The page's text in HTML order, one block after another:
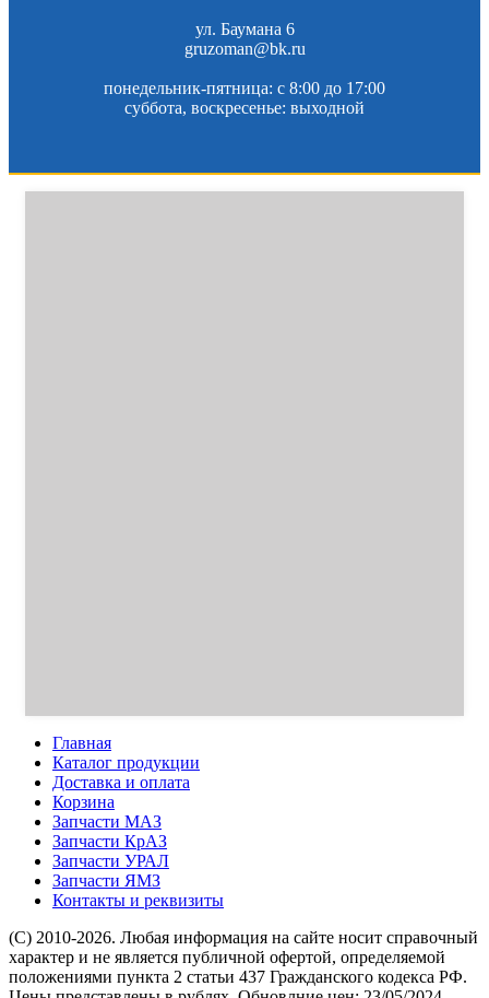
ул. Баумана 6
gruzoman@bk.ru
понедельник-пятница: c 8:00 до 17:00
суббота, воскресенье: выходной
Главная
Каталог продукции
Доставка и оплата
Корзина
Запчасти МАЗ
Запчасти КрАЗ
Запчасти УРАЛ
Запчасти ЯМЗ
Контакты и реквизиты
(C) 2010-2026. Любая информация на сайте носит справочный
характер и не является публичной офертой, определяемой
положениями пункта 2 статьи 437 Гражданского кодекса РФ.